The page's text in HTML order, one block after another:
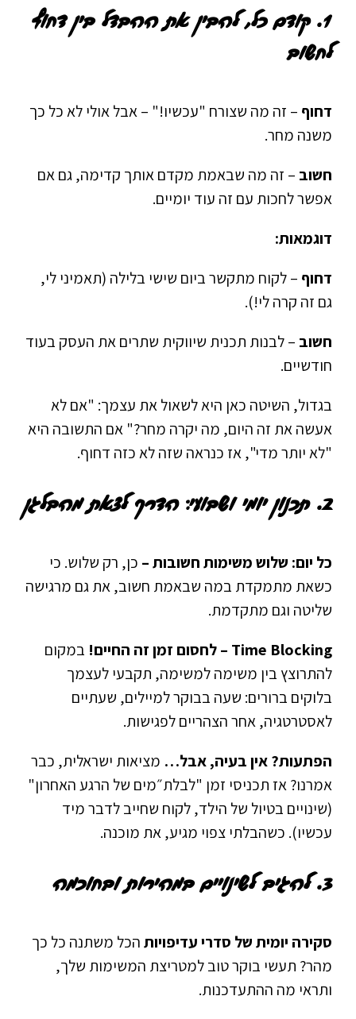
1. קודם כל, להבין את ההבדל בין דחוף
לחשוב
דחוף – זה מה שצורח "עכשיו!" – אבל אולי לא כל כך
משנה מחר.
חשוב – זה מה שבאמת מקדם אותך קדימה, גם אם
אפשר לחכות עם זה עוד יומיים.
דוגמאות:
דחוף –לקוח מתקשר ביום שישי בלילה (תאמיני לי,
גם זה קרה לי!).
חשוב –לבנות תכנית שיווקית שתרים את העסק בעוד
חודשיים.
בגדול, השיטה כאן היא לשאול את עצמך: "אם לא
אעשה את זה היום, מה יקרה מחר?" אם התשובה היא
"לא יותר מדי", אז כנראה שזה לא כזה דחוף.
2. תכנון יומי ושבועי: הדרך לצאת מהבלגן
כל יום: שלוש משימות חשובות – כן, רק שלוש. כי
כשאת מתמקדת במה שבאמת חשוב, את גם מרגישה
שליטה וגם מתקדמת.
Time Blocking – לחסום זמן זה החיים!
במקום
להתרוצץ בין משימה למשימה, תקבעי לעצמך
בלוקים ברורים: שעה בבוקר למיילים, שעתיים
לאסטרטגיה, אחר הצהריים לפגישות.
הפתעות? אין בעיה, אבל… מציאות ישראלית, כבר
אמרנו? אז תכניסי זמן "לבלת״מים של הרגע האחרון"
(שינויים בטיול של הילד, לקוח שחייב לדבר מיד
עכשיו). כשהבלתי צפוי מגיע, את מוכנה.
3. להגיב לשינויים במהירות ובחוכמה
סקירה יומית של סדרי עדיפויותהכל משתנה כל כך
מהר? תעשי בוקר טוב למטריצת המשימות שלך,
ותראי מה ההתעדכנות.